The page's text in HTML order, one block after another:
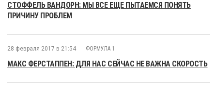
СТОФФЕЛЬ ВАНДОРН: МЫ ВСЕ ЕЩЕ ПЫТАЕМСЯ ПОНЯТЬ
ПРИЧИНУ ПРОБЛЕМ
28 февраля 2017 в 21:54 ФОРМУЛА 1
МАКС ФЕРСТАППЕН: ДЛЯ НАС СЕЙЧАС НЕ ВАЖНА СКОРОСТЬ